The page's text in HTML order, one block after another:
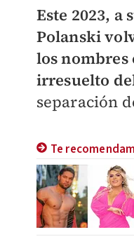
Este 2023, a
Polanski
los nombres
irresuelto
separación
Te